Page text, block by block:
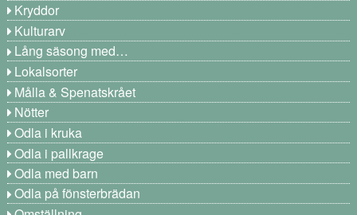
Kryddor
Kulturarv
Lång säsong med…
Lokalsorter
Målla & Spenatskrået
Nötter
Odla i kruka
Odla i pallkrage
Odla med barn
Odla på fönsterbrädan